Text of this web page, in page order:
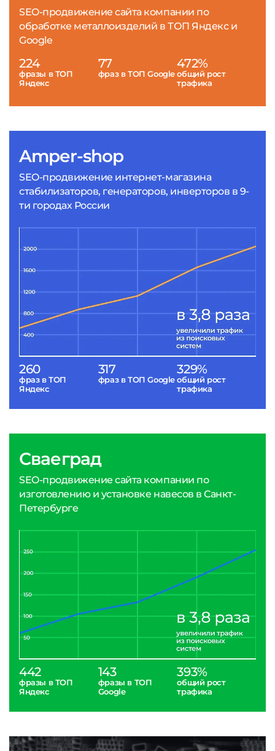
Amper-shop
SEO-продвижение интернет-магазина
стабилизаторов, генераторов, инверторов в 9-
ти городах России
260
фраз в ТОП
Яндекс
317
фраз в ТОП Google
329%
общий рост
трафика
SEO-продвижение сайта компании по
обработке металлоизделий в ТОП Яндекс и
Google
224
фразы в ТОП
Яндекс
77
фраз в ТОП Google
472%
общий рост
трафика
Сваеград
SEO-продвижение сайта компании по
изготовлению и установке навесов в Санкт-
Петербурге
442
фразы в ТОП
Яндекс
143
фразы в ТОП
Google
393%
общий рост
трафика